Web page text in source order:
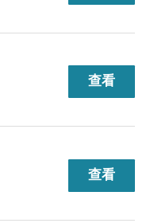
查看
查看